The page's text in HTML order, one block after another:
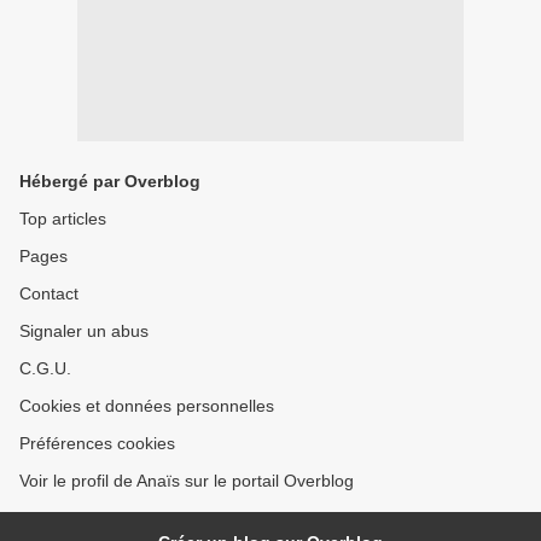
Hébergé par Overblog
Top articles
Pages
Contact
Signaler un abus
C.G.U.
Cookies et données personnelles
Préférences cookies
Voir le profil de Anaïs sur le portail Overblog